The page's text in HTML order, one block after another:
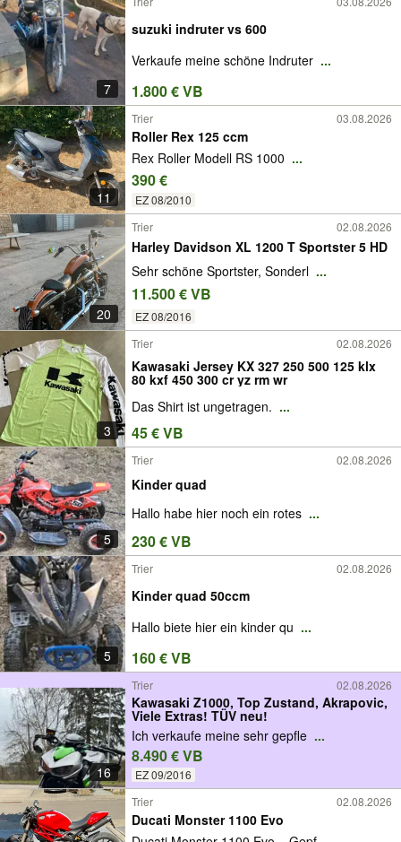
7
suzuki indruter vs 600
Verkaufe meine schöne Indruter ...
1.800 € VB
11
Trier 03.08.2026
Roller Rex 125 ccm
Rex Roller Modell RS 1000 ...
390 €
EZ 08/2010
20
Trier 02.08.2026
Harley Davidson XL 1200 T Sportster 5 HD
Sehr schöne Sportster, Sonderl ...
11.500 € VB
EZ 08/2016
3
Trier 02.08.2026
Kawasaki Jersey KX 327 250 500 125 klx
80 kxf 450 300 cr yz rm wr
Das Shirt ist ungetragen. ...
45 € VB
5
Trier 02.08.2026
Kinder quad
Hallo habe hier noch ein rotes ...
230 € VB
5
Trier 02.08.2026
Kinder quad 50ccm
Hallo biete hier ein kinder qu ...
160 € VB
16
Trier 02.08.2026
Kawasaki Z1000, Top Zustand, Akrapovic,
Viele Extras! TÜV neu!
Ich verkaufe meine sehr gepfle ...
8.490 € VB
EZ 09/2016
Trier 02.08.2026
Ducati Monster 1100 Evo